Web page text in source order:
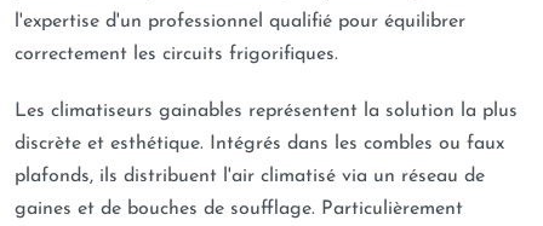
l'expertise d'un professionnel qualifié pour équilibrer
correctement les circuits frigorifiques.
Les climatiseurs gainables représentent la solution la plus
discrète et esthétique. Intégrés dans les combles ou faux
plafonds, ils distribuent l'air climatisé via un réseau de
gaines et de bouches de soufflage. Particulièrement